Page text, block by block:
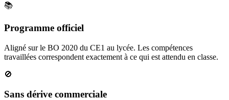
📚
Programme officiel
Aligné sur le BO 2020 du CE1 au lycée. Les compétences
travaillées correspondent exactement à ce qui est attendu en classe.
🚫
Sans dérive commerciale